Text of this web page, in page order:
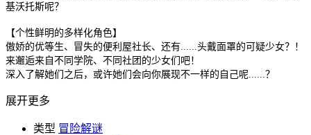
基沃托斯呢？
【个性鲜明的多样化角色】
傲娇的优等生、冒失的便利屋社长、还有......头戴面罩的可疑少女？！
来邂逅来自不同学院、不同社团的少女们吧！
深入了解她们之后，或许她们会向你展现不一样的自己呢......？
展开更多
类型 冒险解谜